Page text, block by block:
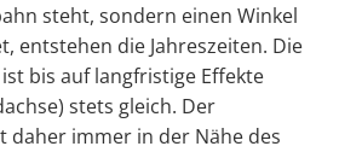
steht, sondern einen Winkel
entstehen die Jahreszeiten. Die
bis auf langfristige Effekte
stets gleich. Der
daher immer in der Nähe des